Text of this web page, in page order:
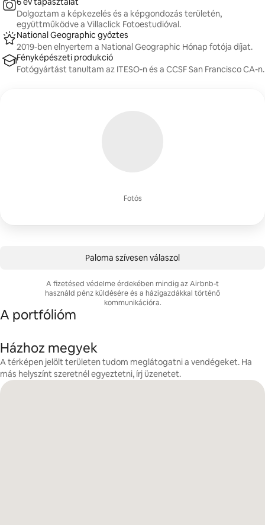
Fotós
Dolgoztam a képkezelés és a képgondozás területén,
együttműködve a Villaclick Fotoestudióval.
National Geographic győztes
2019-ben elnyertem a National Geographic Hónap fotója díjat.
Fényképészeti produkció
Fotógyártást tanultam az ITESO-n és a CCSF San Francisco CA-n.
Paloma szívesen válaszol
A fizetésed védelme érdekében mindig az Airbnb-t
használd pénz küldésére és a házigazdákkal történő
kommunikációra.
A portfólióm
Házhoz megyek
A térképen jelölt területen tudom meglátogatni a vendégeket. Ha
más helyszínt szeretnél egyeztetni, írj üzenetet.